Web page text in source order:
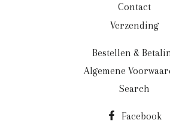
Contact
Verzending
Bestellen &
Algemene
Search
Facebook